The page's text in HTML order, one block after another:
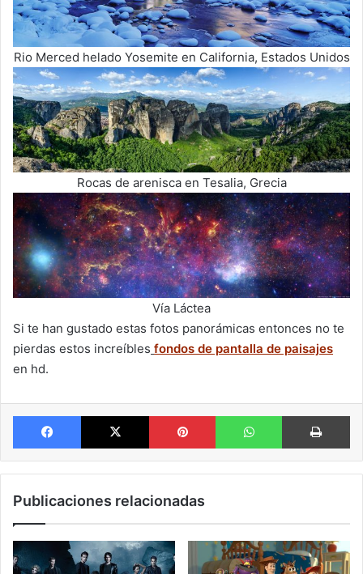
Rio Merced helado Yosemite en California, Estados Unidos
Rocas de arenisca en Tesalia, Grecia
Vía Láctea
Si te han gustado estas fotos panorámicas entonces no te
pierdas estos increíbles fondos de pantalla de paisajes
en hd.
Facebook X Pinterest WhatsApp
Publicaciones relacionadas